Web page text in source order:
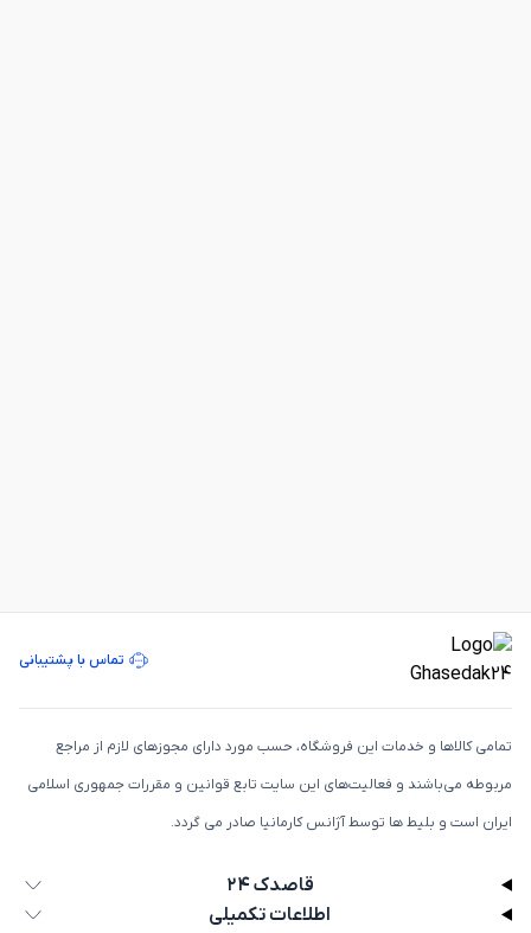
تماس با پشتیبانی
تمامی كالاها و خدمات اين فروشگاه، حسب مورد دارای مجوزهای لازم از مراجع
مربوطه می‌باشند و فعاليت‌های اين سايت تابع قوانين و مقررات جمهوری اسلامی
ايران است و بلیط ها توسط آژانس کارمانیا صادر می گردد.
قاصدک ۲۴
اطلاعات تکمیلی